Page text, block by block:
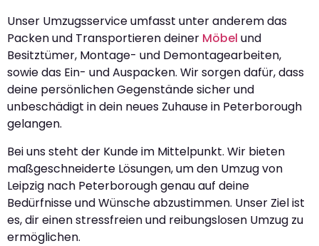
Unser Umzugsservice umfasst unter anderem das
Packen und Transportieren deiner Möbel und
Besitztümer, Montage- und Demontagearbeiten,
sowie das Ein- und Auspacken. Wir sorgen dafür, dass
deine persönlichen Gegenstände sicher und
unbeschädigt in dein neues Zuhause in Peterborough
gelangen.
Bei uns steht der Kunde im Mittelpunkt. Wir bieten
maßgeschneiderte Lösungen, um den Umzug von
Leipzig nach Peterborough genau auf deine
Bedürfnisse und Wünsche abzustimmen. Unser Ziel ist
es, dir einen stressfreien und reibungslosen Umzug zu
ermöglichen.